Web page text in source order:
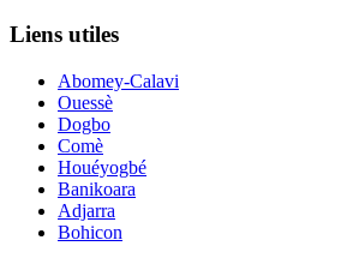
Liens utiles
Abomey-Calavi
Ouessè
Dogbo
Comè
Houéyogbé
Banikoara
Adjarra
Bohicon